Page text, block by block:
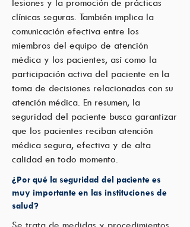
lesiones y la promoción de prácticas
clínicas seguras. También implica la
comunicación efectiva entre los
miembros del equipo de atención
médica y los pacientes, así como la
participación activa del paciente en la
toma de decisiones relacionadas con su
atención médica. En resumen, la
seguridad del paciente busca garantizar
que los pacientes reciban atención
médica segura, efectiva y de alta
calidad en todo momento.
¿Por qué la seguridad del paciente es
muy importante en las instituciones de
salud?
Se trata de medidas y procedimientos